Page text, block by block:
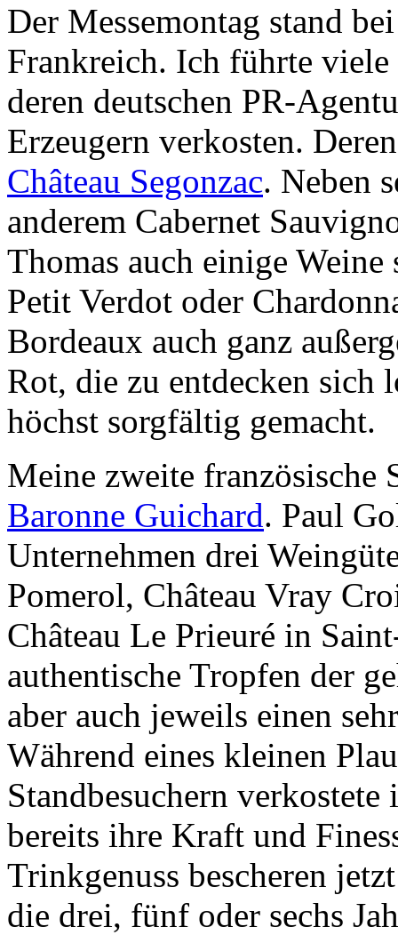
Der Messemontag stand
Frankreich. Ich führte viele
deren deutschen PR-
Erzeugern verkosten.
Château Segonzac. Neben
anderem Cabernet
Thomas auch einige
Petit Verdot oder
Bordeaux auch ganz
Rot, die zu entdecken
höchst sorgfältig gemacht.
Meine zweite französische
Baronne Guichard. Paul
Unternehmen drei
Pomerol, Château Vray
Château Le Prieuré in
authentische Tropfen der
aber auch jeweils einen
Während eines kleinen
Standbesuchern
bereits ihre Kraft und
Trinkgenuss bescheren
die drei, fünf oder sechs